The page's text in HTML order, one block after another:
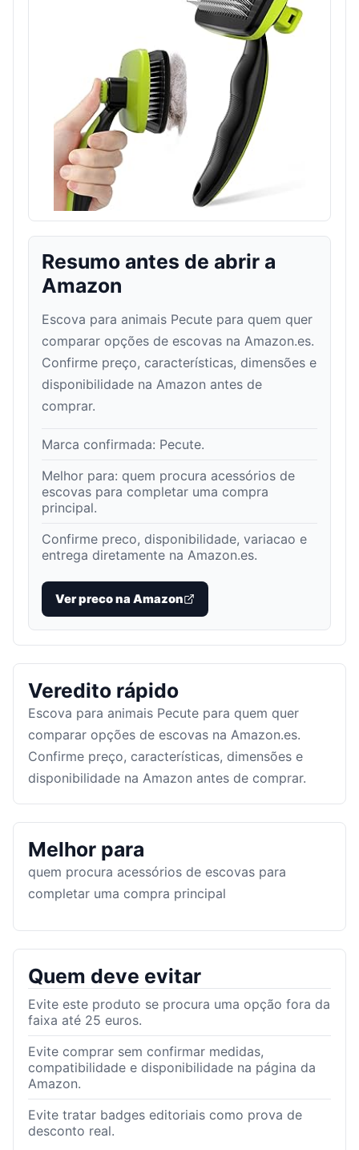
Resumo antes de abrir a
Amazon
Escova para animais Pecute para quem quer
comparar opções de escovas na Amazon.es.
Confirme preço, características, dimensões e
disponibilidade na Amazon antes de
comprar.
Marca confirmada: Pecute.
Melhor para: quem procura acessórios de
escovas para completar uma compra
principal.
Confirme preco, disponibilidade, variacao e
entrega diretamente na Amazon.es.
Ver preco na Amazon
Veredito rápido
Escova para animais Pecute para quem quer
comparar opções de escovas na Amazon.es.
Confirme preço, características, dimensões e
disponibilidade na Amazon antes de comprar.
Melhor para
quem procura acessórios de escovas para
completar uma compra principal
Quem deve evitar
Evite este produto se procura uma opção fora da
faixa até 25 euros.
Evite comprar sem confirmar medidas,
compatibilidade e disponibilidade na página da
Amazon.
Evite tratar badges editoriais como prova de
desconto real.